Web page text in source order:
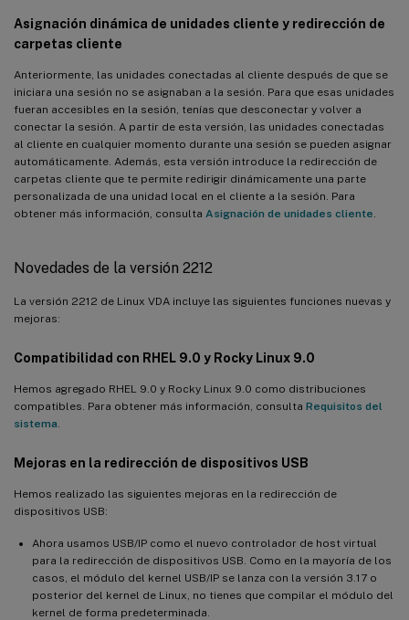
Asignación dinámica de unidades cliente y redirección de
carpetas cliente
Anteriormente, las unidades conectadas al cliente después de que se
iniciara una sesión no se asignaban a la sesión. Para que esas unidades
fueran accesibles en la sesión, tenías que desconectar y volver a
conectar la sesión. A partir de esta versión, las unidades conectadas
al cliente en cualquier momento durante una sesión se pueden asignar
automáticamente. Además, esta versión introduce la redirección de
carpetas cliente que te permite redirigir dinámicamente una parte
personalizada de una unidad local en el cliente a la sesión. Para
obtener más información, consulta Asignación de unidades cliente
Novedades de la versión 2212
La versión 2212 de Linux VDA incluye las siguientes funciones nuevas y
mejoras:
Compatibilidad con RHEL 9.0 y Rocky Linux 9.0
Hemos agregado RHEL 9.0 y Rocky Linux 9.0 como distribuciones
compatibles. Para obtener más información, consulta Requisitos del
sistema
Mejoras en la redirección de dispositivos USB
Hemos realizado las siguientes mejoras en la redirección de
dispositivos USB:
Ahora usamos USB/IP como el nuevo controlador de host virtual
para la redirección de dispositivos USB. Como en la mayoría de los
casos, el módulo del kernel USB/IP se lanza con la versión 3.17 o
posterior del kernel de Linux, no tienes que compilar el módulo del
kernel de forma predeterminada.